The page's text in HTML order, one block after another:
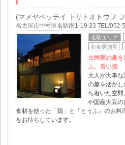
(マメヤベッテイ トリトオトウフ
名古屋市中村区名駅南1-19-23 TEL/052-
名駅エリア
和食居酒屋
古民家の趣
ふ、旨い酒
大人が大事
の趣を活か
ち着いた空
や国産大豆
食材を使った「鶏」と「とうふ」のお料
をお待ちしています。